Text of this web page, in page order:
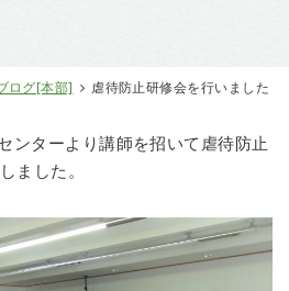
ログ[本部] 虐待防止研修会を行いました
ンターより講師を招いて虐待防止
ました。